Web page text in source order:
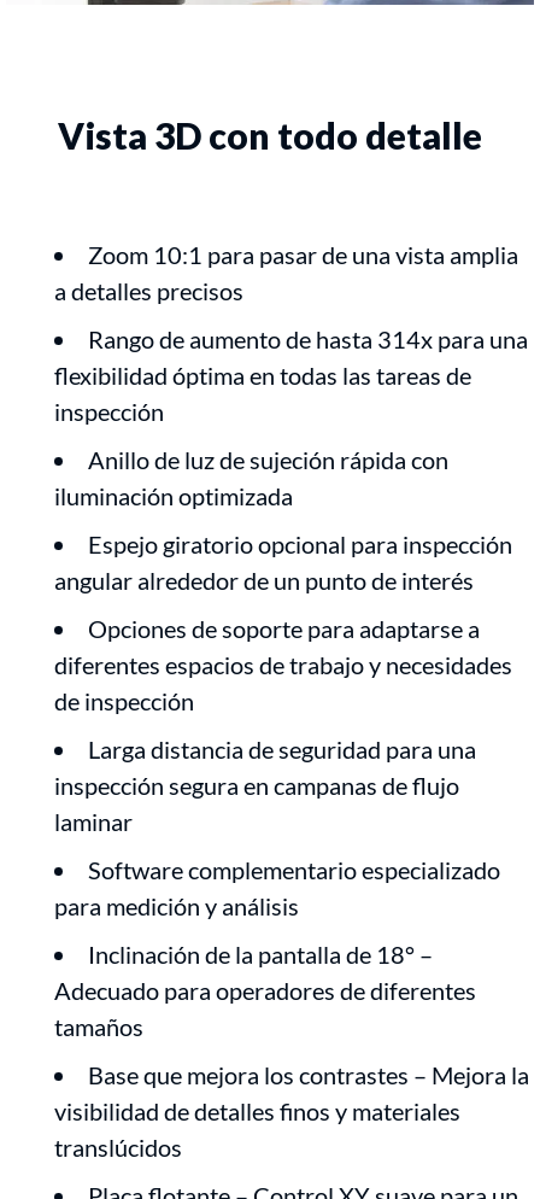
Vista 3D con todo detalle
Zoom 10:1 para pasar de una vista amplia
a detalles precisos
Rango de aumento de hasta 314x para una
flexibilidad óptima en todas las tareas de
inspección
Anillo de luz de sujeción rápida con
iluminación optimizada
Espejo giratorio opcional para inspección
angular alrededor de un punto de interés
Opciones de soporte para adaptarse a
diferentes espacios de trabajo y necesidades
de inspección
Larga distancia de seguridad para una
inspección segura en campanas de flujo
laminar
Software complementario especializado
para medición y análisis
Inclinación de la pantalla de 18° –
Adecuado para operadores de diferentes
tamaños
Base que mejora los contrastes – Mejora la
visibilidad de detalles finos y materiales
translúcidos